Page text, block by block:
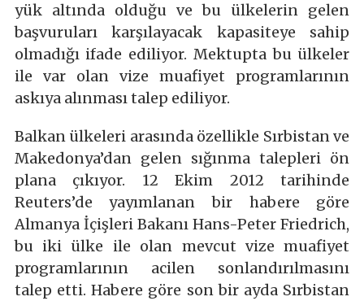
yük altında olduğu ve bu ülkelerin gelen
başvuruları karşılayacak kapasiteye sahip
olmadığı ifade ediliyor. Mektupta bu ülkeler
ile var olan vize muafiyet programlarının
askıya alınması talep ediliyor.
Balkan ülkeleri arasında özellikle Sırbistan ve
Makedonya’dan gelen sığınma talepleri ön
plana çıkıyor. 12 Ekim 2012 tarihinde
Reuters’de yayımlanan bir habere göre
Almanya İçişleri Bakanı Hans-Peter Friedrich,
bu iki ülke ile olan mevcut vize muafiyet
programlarının acilen sonlandırılmasını
talep etti. Habere göre son bir ayda Sırbistan